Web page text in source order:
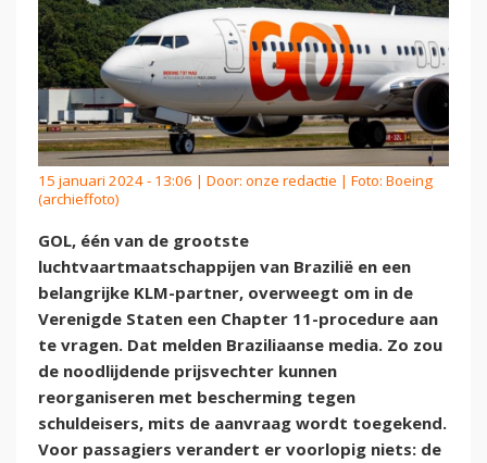
15 januari 2024 - 13:06 | Door: onze redactie | Foto: Boeing
(archieffoto)
GOL, één van de grootste
luchtvaartmaatschappijen van Brazilië en een
belangrijke KLM-partner, overweegt om in de
Verenigde Staten een Chapter 11-procedure aan
te vragen. Dat melden Braziliaanse media. Zo zou
de noodlijdende prijsvechter kunnen
reorganiseren met bescherming tegen
schuldeisers, mits de aanvraag wordt toegekend.
Voor passagiers verandert er voorlopig niets: de